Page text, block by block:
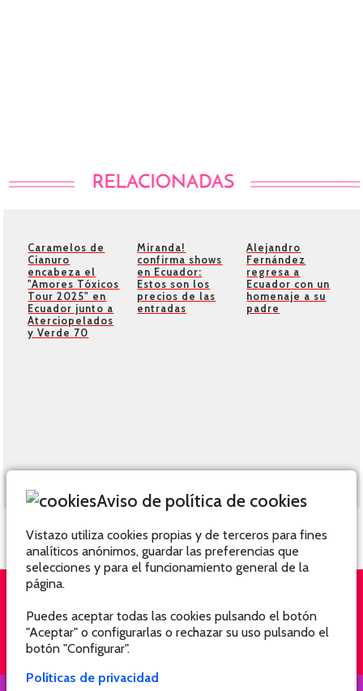
Caramelos de
Cianuro
encabeza el
"Amores Tóxicos
Tour 2025" en
Ecuador junto a
Aterciopelados
y Verde 70
Miranda!
confirma shows
en Ecuador:
Estos son los
precios de las
entradas
Alejandro
Fernández
regresa a
Ecuador con un
homenaje a su
padre
QUIÉNES SOMOS SUSCRÍBETE
Aviso de política de cookies
Vistazo utiliza cookies propias y de terceros para fines
analíticos anónimos, guardar las preferencias que
selecciones y para el funcionamiento general de la
página.
Puedes aceptar todas las cookies pulsando el botón
"Aceptar" o configurarlas o rechazar su uso pulsando el
botón "Configurar".
Políticas de privacidad